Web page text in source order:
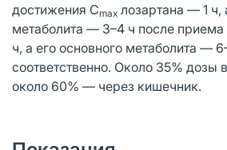
достижения Cmax лозартана — 1 ч,
метаболита — 3–4 ч после приема
ч, а его основного метаболита —
соответственно. Около 35% дозы
около 60% — через кишечник.